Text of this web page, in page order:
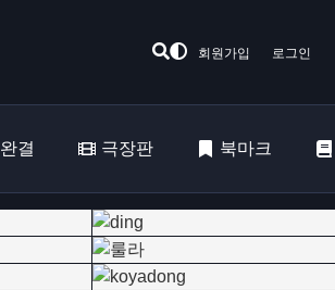
회원가입 로그인
완결 극장판 북마크